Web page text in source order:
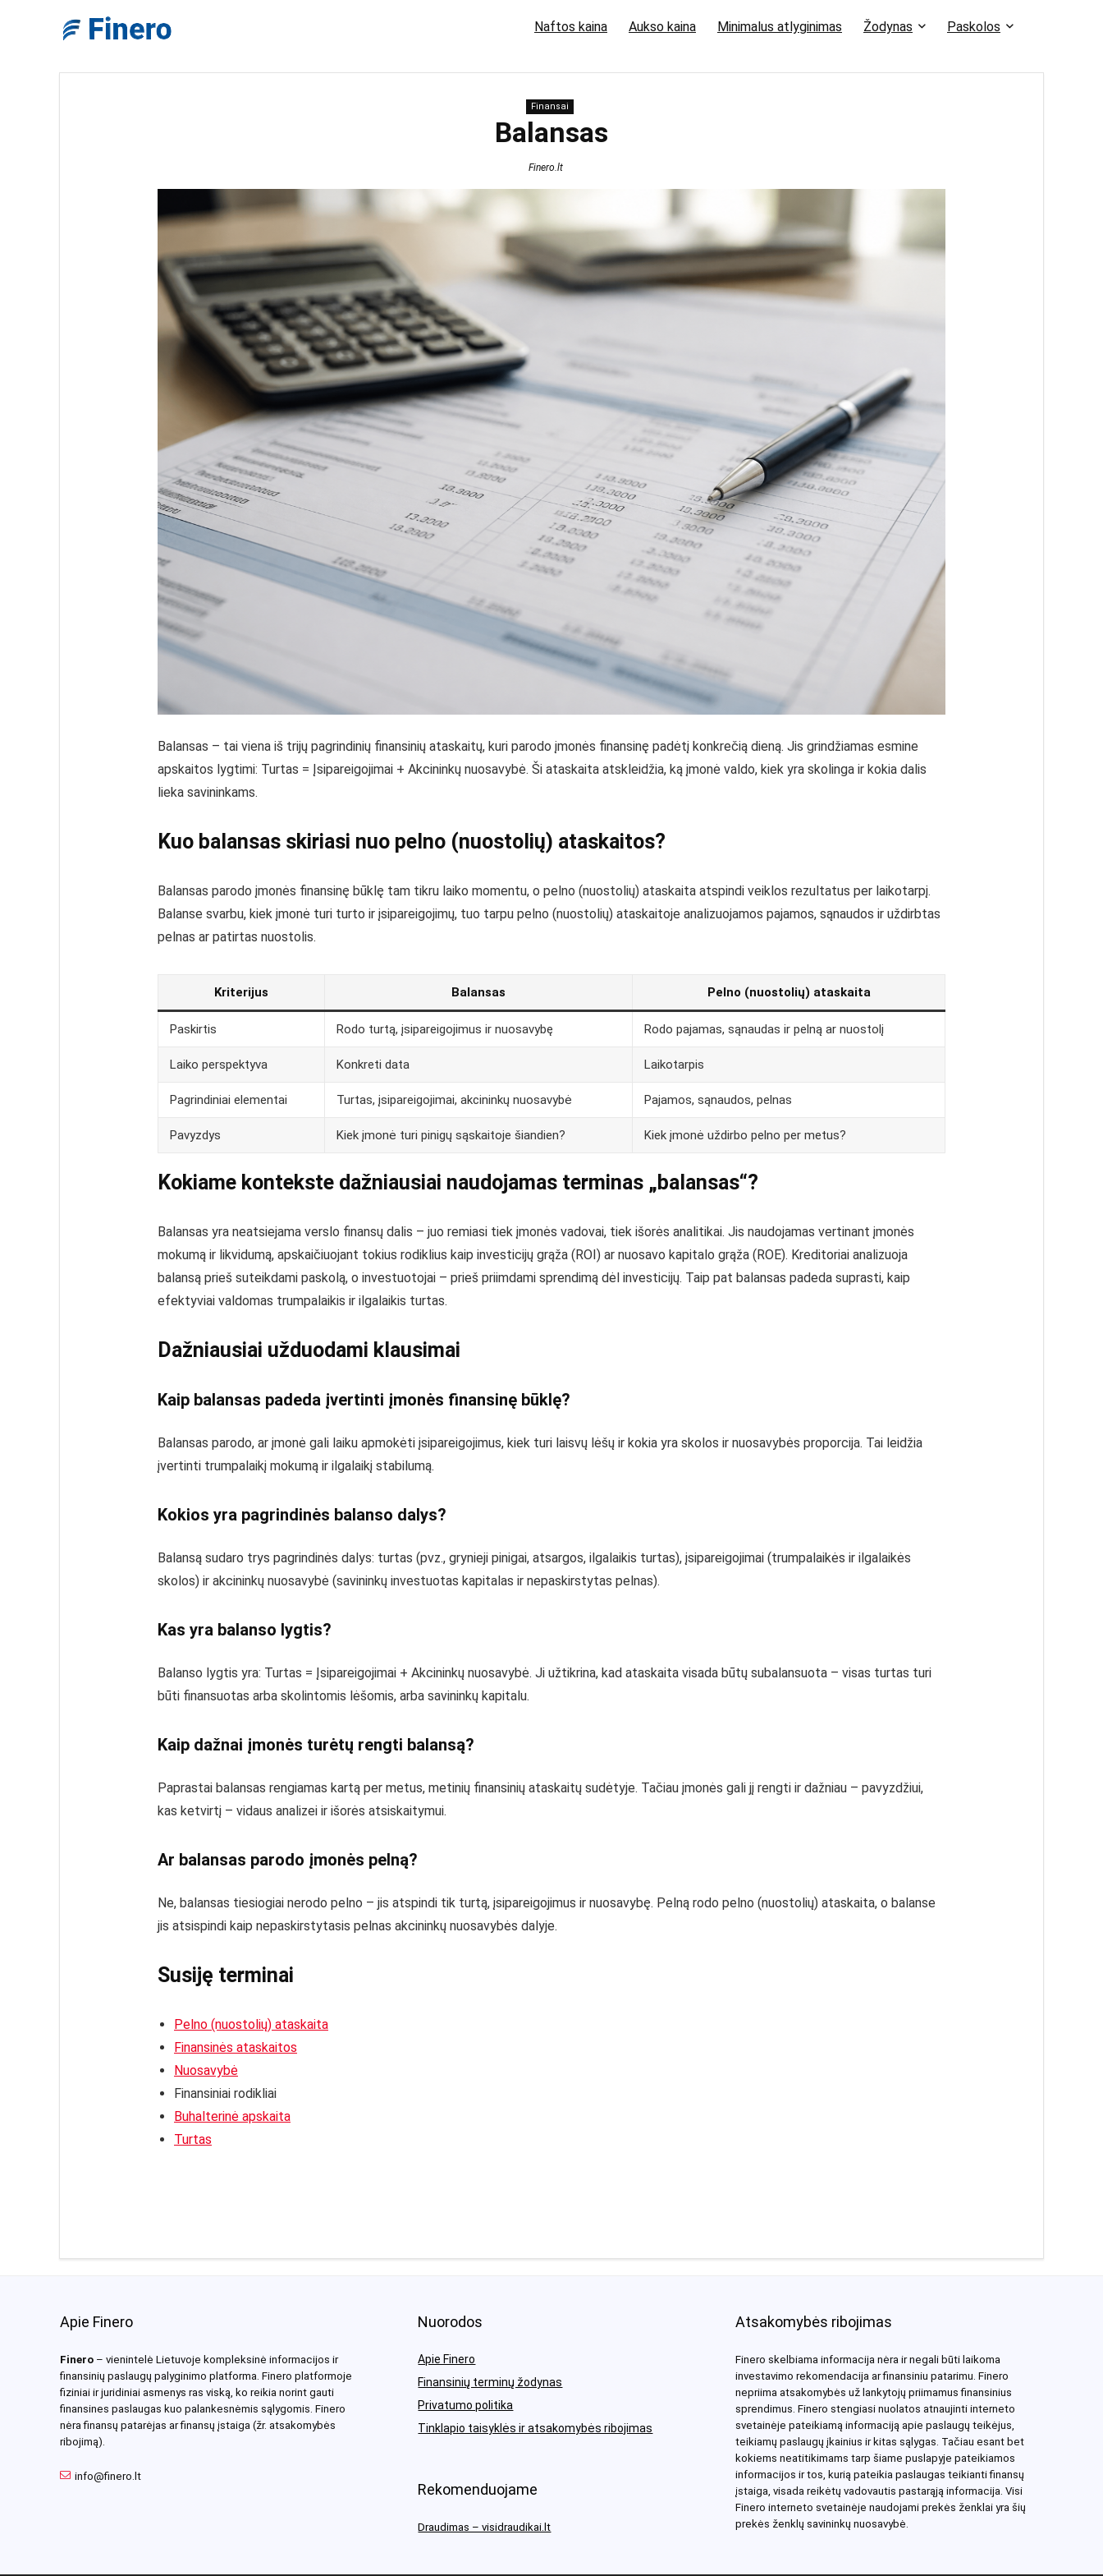
Naftos kaina Aukso kaina Minimalus atlyginimas Žodynas Paskolos
Finansai
Balansas
Finero.lt
Balansas – tai viena iš trijų pagrindinių finansinių ataskaitų, kuri parodo įmonės finansinę padėtį konkrečią dieną. Jis grindžiamas esmine
apskaitos lygtimi: Turtas = Įsipareigojimai + Akcininkų nuosavybė. Ši ataskaita atskleidžia, ką įmonė valdo, kiek yra skolinga ir kokia dalis
lieka savininkams.
Kuo balansas skiriasi nuo pelno (nuostolių) ataskaitos?
Balansas parodo įmonės finansinę būklę tam tikru laiko momentu, o pelno (nuostolių) ataskaita atspindi veiklos rezultatus per laikotarpį.
Balanse svarbu, kiek įmonė turi turto ir įsipareigojimų, tuo tarpu pelno (nuostolių) ataskaitoje analizuojamos pajamos, sąnaudos ir uždirbtas
pelnas ar patirtas nuostolis.
Kriterijus Balansas Pelno (nuostolių) ataskaita
Paskirtis Rodo turtą, įsipareigojimus ir nuosavybę Rodo pajamas, sąnaudas ir pelną ar nuostolį
Laiko perspektyva Konkreti data Laikotarpis
Pagrindiniai elementai Turtas, įsipareigojimai, akcininkų nuosavybė Pajamos, sąnaudos, pelnas
Pavyzdys Kiek įmonė turi pinigų sąskaitoje šiandien? Kiek įmonė uždirbo pelno per metus?
Kokiame kontekste dažniausiai naudojamas terminas „balansas“?
Balansas yra neatsiejama verslo finansų dalis – juo remiasi tiek įmonės vadovai, tiek išorės analitikai. Jis naudojamas vertinant įmonės
mokumą ir likvidumą, apskaičiuojant tokius rodiklius kaip investicijų grąža (ROI) ar nuosavo kapitalo grąža (ROE). Kreditoriai analizuoja
balansą prieš suteikdami paskolą, o investuotojai – prieš priimdami sprendimą dėl investicijų. Taip pat balansas padeda suprasti, kaip
efektyviai valdomas trumpalaikis ir ilgalaikis turtas.
Dažniausiai užduodami klausimai
Kaip balansas padeda įvertinti įmonės finansinę būklę?
Balansas parodo, ar įmonė gali laiku apmokėti įsipareigojimus, kiek turi laisvų lėšų ir kokia yra skolos ir nuosavybės proporcija. Tai leidžia
įvertinti trumpalaikį mokumą ir ilgalaikį stabilumą.
Kokios yra pagrindinės balanso dalys?
Balansą sudaro trys pagrindinės dalys: turtas (pvz., grynieji pinigai, atsargos, ilgalaikis turtas), įsipareigojimai (trumpalaikės ir ilgalaikės
skolos) ir akcininkų nuosavybė (savininkų investuotas kapitalas ir nepaskirstytas pelnas).
Kas yra balanso lygtis?
Balanso lygtis yra: Turtas = Įsipareigojimai + Akcininkų nuosavybė. Ji užtikrina, kad ataskaita visada būtų subalansuota – visas turtas turi
būti finansuotas arba skolintomis lėšomis, arba savininkų kapitalu.
Kaip dažnai įmonės turėtų rengti balansą?
Paprastai balansas rengiamas kartą per metus, metinių finansinių ataskaitų sudėtyje. Tačiau įmonės gali jį rengti ir dažniau – pavyzdžiui,
kas ketvirtį – vidaus analizei ir išorės atsiskaitymui.
Ar balansas parodo įmonės pelną?
Ne, balansas tiesiogiai nerodo pelno – jis atspindi tik turtą, įsipareigojimus ir nuosavybę. Pelną rodo pelno (nuostolių) ataskaita, o balanse
jis atsispindi kaip nepaskirstytasis pelnas akcininkų nuosavybės dalyje.
Susiję terminai
Pelno (nuostolių) ataskaita
Finansinės ataskaitos
Nuosavybė
Finansiniai rodikliai
Buhalterinė apskaita
Turtas
Apie Finero
Finero– vienintelė Lietuvoje kompleksinė informacijos ir
finansinių paslaugų palyginimo platforma. Finero platformoje
fiziniai ir juridiniai asmenys ras viską, ko reikia norint gauti
finansines paslaugas kuo palankesnėmis sąlygomis. Finero
nėra finansų patarėjas ar finansų įstaiga (žr. atsakomybės
ribojimą).
info@finero.lt
Nuorodos
Apie Finero
Finansinių terminų žodynas
Privatumo politika
Tinklapio taisyklės ir atsakomybės ribojimas
Rekomenduojame
Draudimas – visidraudikai.lt
Atsakomybės ribojimas
Finero skelbiama informacija nėra ir negali būti laikoma
investavimo rekomendacija ar finansiniu patarimu. Finero
nepriima atsakomybės už lankytojų priimamus finansinius
sprendimus. Finero stengiasi nuolatos atnaujinti interneto
svetainėje pateikiamą informaciją apie paslaugų teikėjus,
teikiamų paslaugų įkainius ir kitas sąlygas. Tačiau esant bet
kokiems neatitikimams tarp šiame puslapyje pateikiamos
informacijos ir tos, kurią pateikia paslaugas teikianti finansų
įstaiga, visada reikėtų vadovautis pastarąją informacija. Visi
Finero interneto svetainėje naudojami prekės ženklai yra šių
prekės ženklų savininkų nuosavybė.